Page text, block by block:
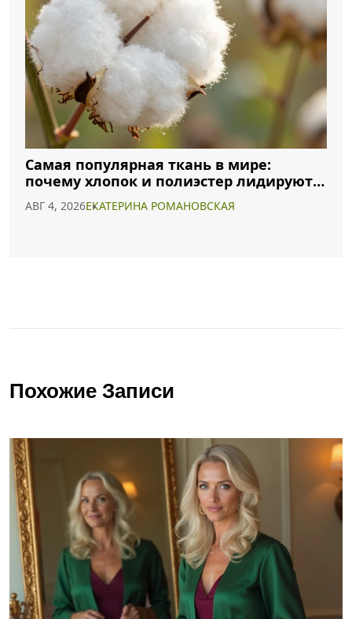
Самая популярная ткань в мире:
почему хлопок и полиэстер лидируют в
2026 году
АВГ 4, 2026ЕКАТЕРИНА РОМАНОВСКАЯ
Похожие Записи